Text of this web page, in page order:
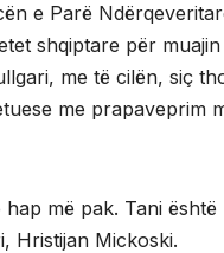
e Parë
shqiptare për
me të cilën, siç
me prapaveprim
më pak. Tani
Hristijan Mickoski.